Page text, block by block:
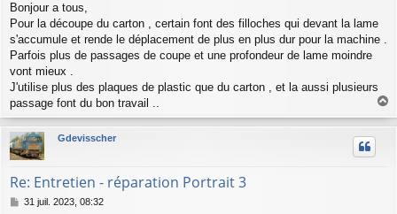
s
s
a
g
Bonjour a tous,
Pour la découpe du carton , certain font des filloches qui devant la lame
s'accumule et rende le déplacement de plus en plus dur pour la machine .
Parfois plus de passages de coupe et une profondeur de lame moindre
vont mieux .
J'utilise plus des plaques de plastic que du carton , et la aussi plusieurs
passage font du bon travail ..
a
u
Gdevisscher
Re: Entretien - réparation Portrait 3
M
31 juil. 2023, 08:32